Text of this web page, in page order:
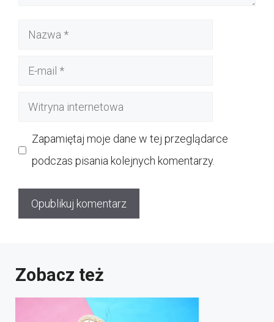
Nazwa
Witryna
Zapamiętaj moje dane w tej przeglądarce
podczas pisania kolejnych komentarzy.
Zobacz też